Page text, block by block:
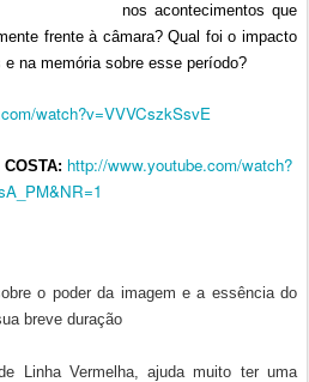
nos acontecimentos que
frente à câmara? Qual foi o impacto
na memória sobre esse período?
watch?v=VVVCszkSsvE
http://www.youtube.com/watch?
o poder da imagem e a essência do
breve duração
Linha Vermelha, ajuda muito ter uma